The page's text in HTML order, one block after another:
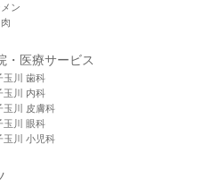
ン
・医療サービス
玉川 歯科
玉川 内科
玉川 皮膚科
玉川 眼科
玉川 小児科